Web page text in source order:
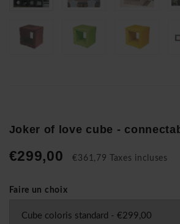
Joker of love cube -
€299,00 €361,79 Taxes incluses
Faire un choix